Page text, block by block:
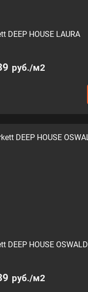
DEEP HOUSE LAURA
руб./м2
DEEP HOUSE OSWALD
руб./м2